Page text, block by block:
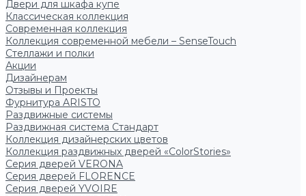
Двери для шкафа купе
Классическая коллекция
Современная коллекция
Коллекция современной мебели – SenseTouch
Стеллажи и полки
Акции
Дизайнерам
Отзывы и Проекты
Фурнитура ARISTO
Раздвижные системы
Раздвижная система Стандарт
Коллекция дизайнерских цветов
Коллекция раздвижных дверей «ColorStories»
Серия дверей VERONA
Серия дверей FLORENCE
Серия дверей YVOIRE